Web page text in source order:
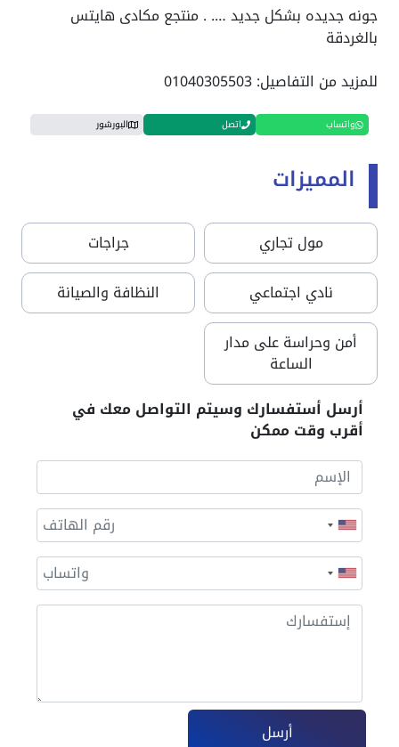
جونه جديده بشكل جديد …. . منتجع مكادى هايتس
بالغردقة
للمزيد من التفاصيل: 01040305503
واتساب اتصل البورشور
المميزات
مول تجاري
جراجات
نادي اجتماعي
النظافة والصيانة
أمن وحراسة على مدار
الساعة
أرسل أستفسارك وسيتم التواصل معك في
أقرب وقت ممكن
أرسل